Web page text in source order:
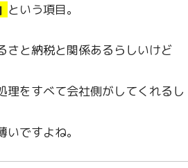
という項目。
さと納税と関係あるらしいけど
理をすべて会社側がしてくれるし
いですよね。